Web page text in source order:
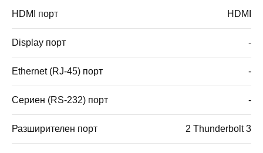
HDMI порт HDMI
Display порт -
Ethernet (RJ-45) порт -
Сериен (RS-232) порт -
Разширителен порт 2 Thunderbolt 3